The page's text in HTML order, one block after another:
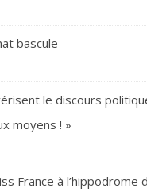
bascule
le discours
moyens ! »
France à l’hippodrome